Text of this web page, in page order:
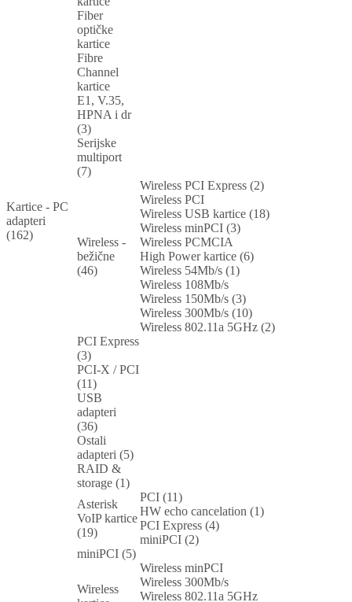
Kartice - PC
adapteri
(162)
Fiber
optičke
kartice
Fibre
Channel
kartice
E1, V.35,
HPNA i dr
(3)
Serijske
multiport
(7)
Wireless -
bežične
(46)
Wireless PCI Express (2)
Wireless PCI
Wireless USB kartice (18)
Wireless minPCI (3)
Wireless PCMCIA
High Power kartice (6)
Wireless 54Mb/s (1)
Wireless 108Mb/s
Wireless 150Mb/s (3)
Wireless 300Mb/s (10)
Wireless 802.11a 5GHz (2)
PCI Express
(3)
PCI-X / PCI
(11)
USB
adapteri
(36)
Ostali
adapteri (5)
RAID &
storage (1)
Asterisk
VoIP kartice
(19)
PCI (11)
HW echo cancelation (1)
PCI Express (4)
miniPCI (2)
miniPCI (5)
Wireless
Wireless minPCI
Wireless 300Mb/s
Wireless 802.11a 5GHz